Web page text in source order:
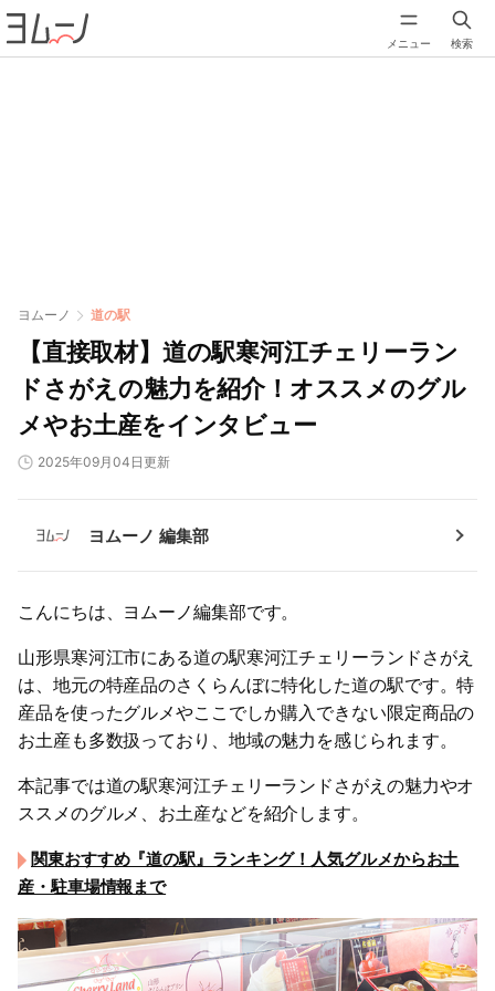
メニュー 検索
ヨムーノ 道の駅
【直接取材】道の駅寒河江チェリーラン
ドさがえの魅力を紹介！オススメのグル
メやお土産をインタビュー
2025年09月04日更新
ヨムーノ 編集部
こんにちは、ヨムーノ編集部です。
山形県寒河江市にある道の駅寒河江チェリーランドさがえ
は、地元の特産品のさくらんぼに特化した道の駅です。特
産品を使ったグルメやここでしか購入できない限定商品の
お土産も多数扱っており、地域の魅力を感じられます。
本記事では道の駅寒河江チェリーランドさがえの魅力やオ
ススメのグルメ、お土産などを紹介します。
関東おすすめ『道の駅』ランキング！人気グルメからお土
産・駐車場情報まで